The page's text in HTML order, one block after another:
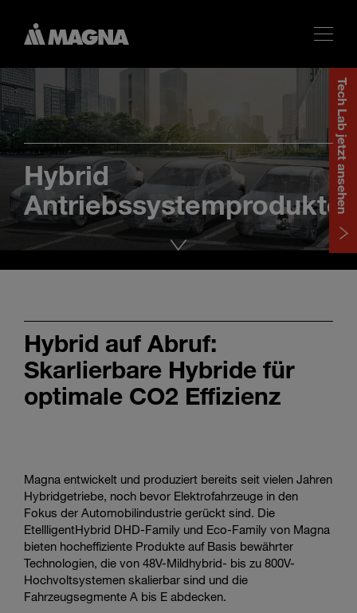
Enter
search
terms
Suche
Tech Lab jetzt ansehen
Hybrid
Antriebssystemprodukte
Hybrid auf Abruf:
Skarlierbare Hybride für
optimale CO2 Effizienz
CO2
efficiency
with
hybrids
Magna entwickelt und produziert bereits seit vielen Jahren
Hybridgetriebe, noch bevor Elektrofahrzeuge in den
Fokus der Automobilindustrie gerückt sind. Die
EtellligentHybrid DHD-Family und Eco-Family von Magna
bieten hocheffiziente Produkte auf Basis bewährter
Technologien, die von 48V-Mildhybrid- bis zu 800V-
Hochvoltsystemen skalierbar sind und die
Fahrzeugsegmente A bis E abdecken.